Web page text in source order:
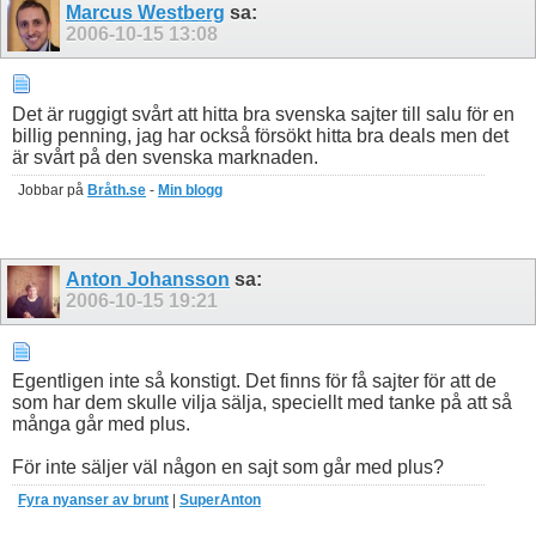
Marcus Westberg sa:
2006-10-15 13:08
Det är ruggigt svårt att hitta bra svenska sajter till salu för en
billig penning, jag har också försökt hitta bra deals men det
är svårt på den svenska marknaden.
Jobbar på Bråth.se - Min blogg
Anton Johansson sa:
2006-10-15 19:21
Egentligen inte så konstigt. Det finns för få sajter för att de
som har dem skulle vilja sälja, speciellt med tanke på att så
många går med plus.
För inte säljer väl någon en sajt som går med plus?
Fyra nyanser av brunt SuperAnton